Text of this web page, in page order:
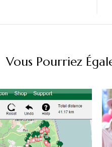
Vous Pourriez